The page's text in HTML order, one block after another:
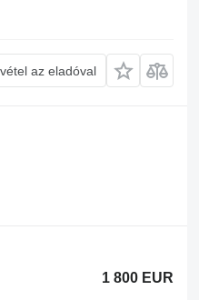
az eladóval
1 800 EUR